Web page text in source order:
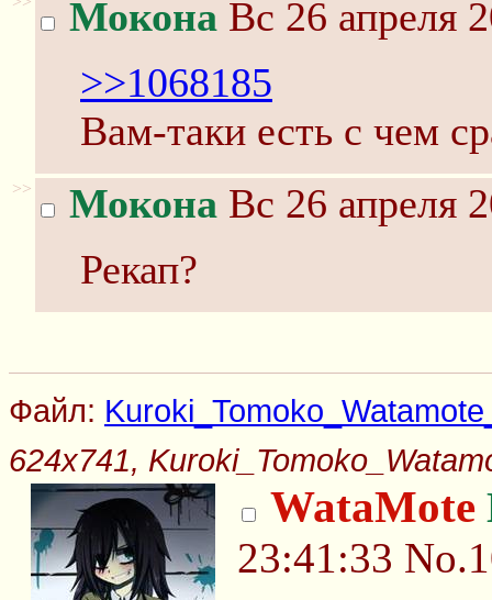
Мокона Вс 26 апреля
>>1068185
Вам-таки есть с чем
>> Мокона Вс 26 апреля
Рекап?
Файл:
624x741,
WataMote
23:41:33